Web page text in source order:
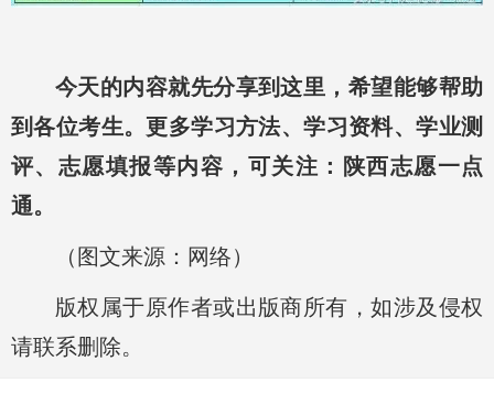
今天的内容就先分享到这里，希望能够帮助
到各位考生。更多学习方法、学习资料、学业测
评、志愿填报等内容，可关注：陕西志愿一点
通。
（图文来源：网络）
版权属于原作者或出版商所有，如涉及侵权
请联系删除。